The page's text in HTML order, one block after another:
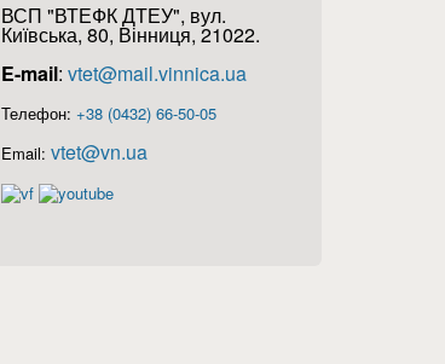
ВСП "ВТЕФК ДТЕУ", вул.
Київська, 80, Вінниця, 21022.
E-mail: vtet@mail.vinnica.ua
Телефон: +38 (0432) 66-50-05
Email: vtet@vn.ua